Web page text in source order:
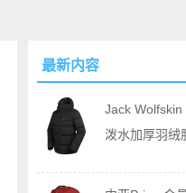
最新内容
Jack
泼水加厚羽绒